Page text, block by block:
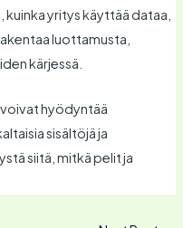
yritys käyttää dataa,
luottamusta,
kärjessä.
voivat hyödyntää
sisältöjä ja
siitä, mitkä pelit ja